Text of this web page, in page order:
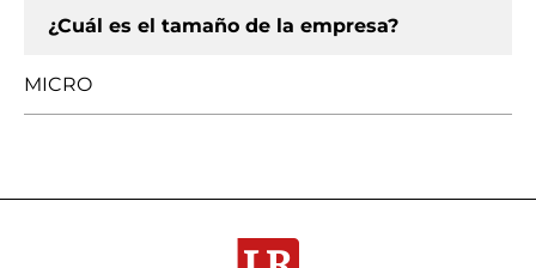
¿Cuál es el tamaño de la empresa?
MICRO